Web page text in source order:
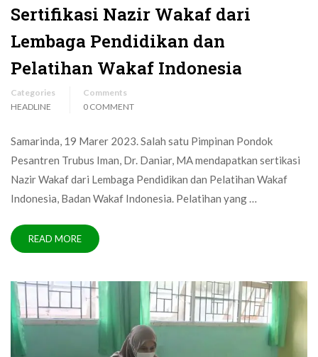
Sertifikasi Nazir Wakaf dari
Lembaga Pendidikan dan
Pelatihan Wakaf Indonesia
Categories
HEADLINE
Comments
0 COMMENT
Samarinda, 19 Marer 2023. Salah satu Pimpinan Pondok
Pesantren Trubus Iman, Dr. Daniar, MA mendapatkan sertikasi
Nazir Wakaf dari Lembaga Pendidikan dan Pelatihan Wakaf
Indonesia, Badan Wakaf Indonesia. Pelatihan yang …
READ MORE